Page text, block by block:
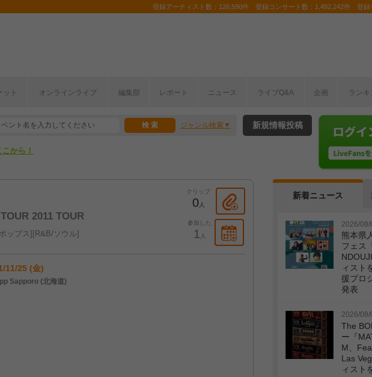
登録アーティスト数：126,590件 登録コンサート数：1,492,242件 登録
ット オンラインライブ 編集部 レポート ニュース ライブQ&A 企画 ラン
ジャンル検索
半期編発表！
から！
新規情報投稿
2011 TOUR
クリップ
0人
参加した
1 人
ップス R&B/ソウル
11/25 (金)
Sapporo (北海道)
新着ニュース
2026/08/
熊本県
フェス
ィスト
援プロ
発表
2026/08/
The
ー『
M、
Las
ィスト